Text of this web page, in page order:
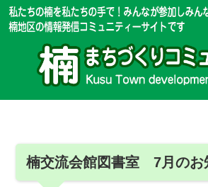
楠交流会館図書室 7月のお